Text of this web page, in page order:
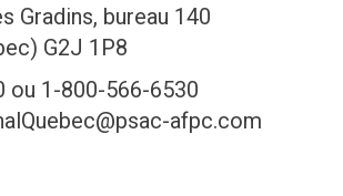
Gradins, bureau 140
G2J 1P8
ou 1-800-566-6530
afpc.com